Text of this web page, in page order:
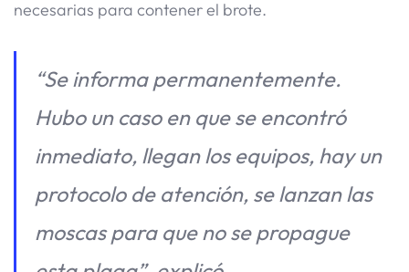
necesarias para contener el brote.
“Se informa permanentemente.
Hubo un caso en que se encontró
inmediato, llegan los equipos, hay un
protocolo de atención, se lanzan las
moscas para que no se propague